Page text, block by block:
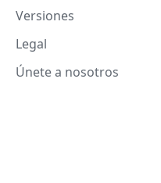
Versiones
Legal
Únete a nosotros